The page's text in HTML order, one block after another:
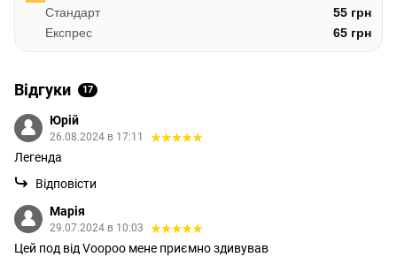
Стандарт
55 грн
Експрес
65 грн
Відгуки 17
Юрій
26.08.2024 в 17:11
Легенда
Відповісти
Марія
29.07.2024 в 10:03
Цей под від Voopoo мене приємно здивував